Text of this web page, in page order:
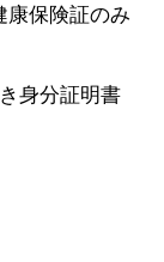
保険証のみ
身分証明書